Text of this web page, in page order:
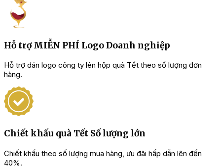
yêu cầu riêng sẽ được thông báo rõ trước khi khách hàng
thanh toán.
Đơn hàng doanh nghiệp số lượng lớn được báo giá riêng
Bảng chiết khấu quà Tết khi mua số lượng lớn:
Hỗ trợ MIỄN PHÍ Logo Doanh nghiệp
Hỗ trợ dán logo công ty lên hộp quà Tết theo số lượng đơn
hàng.
Chiết khấu quà Tết Số lượng lớn
Chiết khấu theo số lượng mua hàng, ưu đãi hấp dẫn lên đến
40%.